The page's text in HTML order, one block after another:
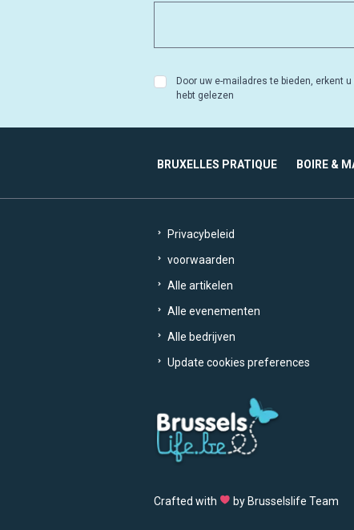
Door uw e-mailadres te bieden, erkent
hebt gelezen
BRUXELLES PRATIQUE BOIRE &
Privacybeleid
voorwaarden
Alle artikelen
Alle evenementen
Alle bedrijven
Update cookies preferences
Crafted with by Brusselslife Team